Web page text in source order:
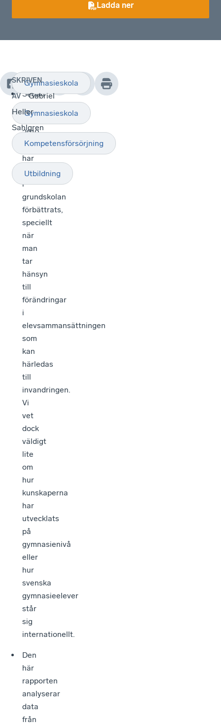
Ladda ner
Sedan
början
på
2010-
talet
har
kunskaperna
i
grundskolan
förbättrats,
speciellt
när
man
tar
hänsyn
till
förändringar
i
elevsammansättningen
som
kan
härledas
till
invandringen.
Vi
vet
dock
väldigt
lite
om
hur
kunskaperna
har
utvecklats
på
gymnasienivå
eller
hur
svenska
gymnasieelever
står
sig
internationellt.
Den
här
rapporten
analyserar
data
från
Gymnasieskola
Gymnasieskola
Kompetensförsörjning
Utbildning
SKRIVEN
AV
Gabriel
Heller
Sahlgren